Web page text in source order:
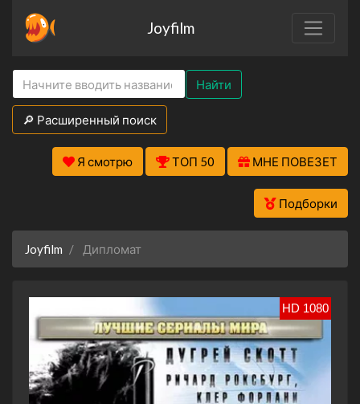
Joyfilm
Найти
🔎 Расширенный поиск
Я смотрю ТОП 50 МНЕ ПОВЕЗЕТ
Подборки
Joyfilm Дипломат
HD 1080